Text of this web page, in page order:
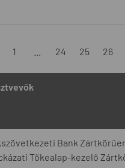
1 24 25 26
Bank
Tőkealap-kezelő